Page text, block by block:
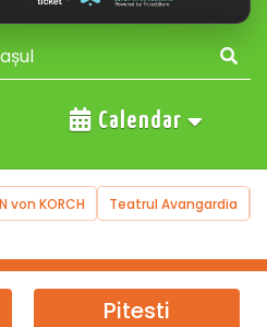
Calendar
von KORCH Teatrul Avangardia
Pitesti